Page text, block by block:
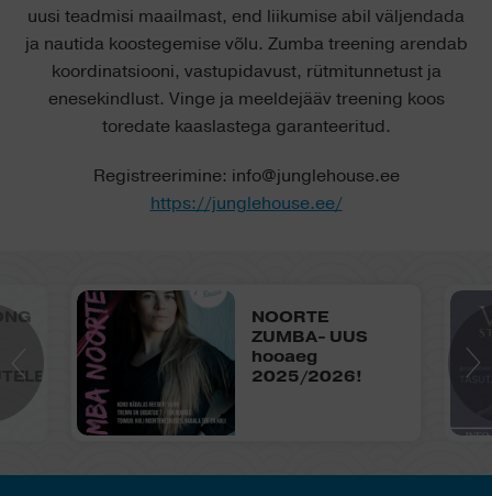
uusi teadmisi maailmast, end liikumise abil väljendada
ja nautida koostegemise võlu. Zumba treening arendab
koordinatsiooni, vastupidavust, rütmitunnetust ja
enesekindlust. Vinge ja meeldejääv treening koos
toredate kaaslastega garanteeritud.
Registreerimine: info@junglehouse.ee
https://junglehouse.ee/
NOORTE
ZUMBA- UUS
hooaeg
2025/2026!